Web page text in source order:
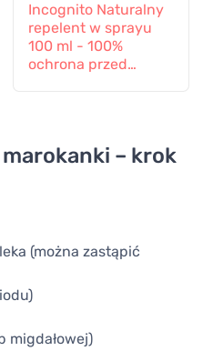
Incognito Naturalny
repelent w sprayu
100 ml - 100%
ochrona przed
– krok
(można zastąpić
migdałowej)